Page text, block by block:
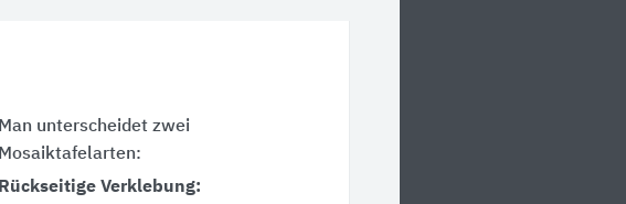
Man unterscheidet zwei
Mosaiktafelarten:
Rückseitige Verklebung: